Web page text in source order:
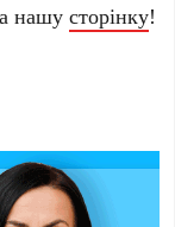
нашусторінку!